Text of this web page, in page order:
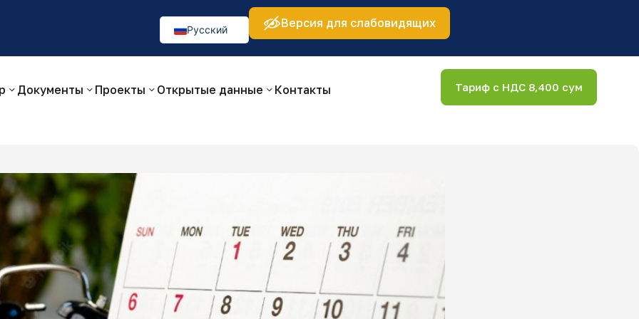
Изображения: 👁 🚫
Русский
O‘zbekcha
Версия для слабовидящих
Документы Проекты Открытые данные Контакты Тариф с НДС 8,400 сум